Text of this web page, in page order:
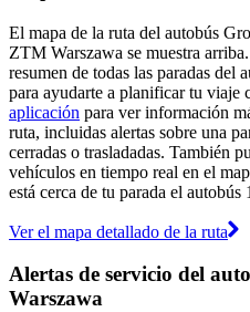
El mapa de la ruta del autobús
ZTM Warszawa se muestra
resumen de todas las paradas del
para ayudarte a planificar tu viaje
aplicación para ver información
ruta, incluidas alertas sobre una
cerradas o trasladadas. También
vehículos en tiempo real en el
está cerca de tu parada el autobús
Ver el mapa detallado de la ruta
Alertas de servicio del
Warszawa